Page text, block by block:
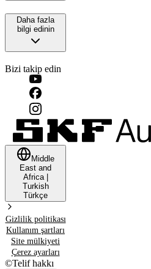
Daha fazla
bilgi edinin
Bizi takip edin
Middle
East and
Africa|
Turkish
Türkçe
Gizlilik politikası
Kullanım şartları
Site mülkiyeti
Çerez ayarları
©Telif hakkı